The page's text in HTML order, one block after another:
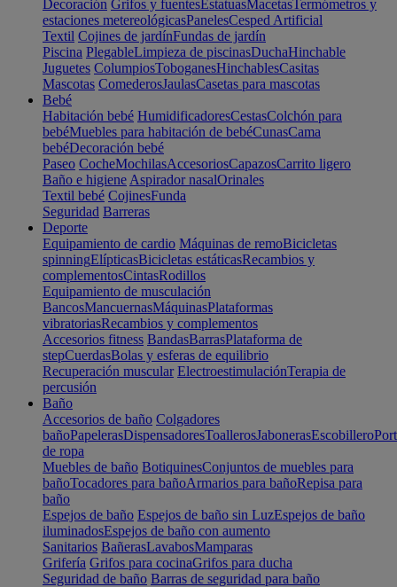
Decoración Grifos y fuentesEstatuasMacetasTermómetros y
estaciones metereológicasPanelesCesped Artificial
Textil Cojines de jardínFundas de jardín
Piscina PlegableLimpieza de piscinasDuchaHinchable
Juguetes ColumpiosToboganesHinchablesCasitas
Mascotas ComederosJaulasCasetas para mascotas
Bebé
Habitación bebé HumidificadoresCestasColchón para
bebéMuebles para habitación de bebéCunasCama
bebéDecoración bebé
Paseo CocheMochilasAccesoriosCapazosCarrito ligero
Baño e higiene Aspirador nasalOrinales
Textil bebé CojinesFunda
Seguridad Barreras
Deporte
Equipamiento de cardio Máquinas de remoBicicletas
spinningElípticasBicicletas estáticasRecambios y
complementosCintasRodillos
Equipamiento de musculación
BancosMancuernasMáquinasPlataformas
vibratoriasRecambios y complementos
Accesorios fitness BandasBarrasPlataforma de
stepCuerdasBolas y esferas de equilibrio
Recuperación muscular ElectroestimulaciónTerapia de
percusión
Baño
Accesorios de baño Colgadores
bañoPapelerasDispensadoresToallerosJabonerasEscobillero
de ropa
Muebles de baño BotiquinesConjuntos de muebles para
bañoTocadores para bañoArmarios para bañoRepisa para
baño
Espejos de baño Espejos de baño sin LuzEspejos de baño
iluminadosEspejos de baño con aumento
Sanitarios BañerasLavabosMamparas
Grifería Grifos para cocinaGrifos para ducha
Seguridad de baño Barras de seguridad para baño